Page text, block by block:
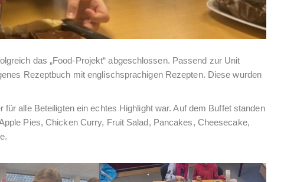
das „Food-Projekt“ abgeschlossen. Passend zur Unit
Rezeptbuch mit englischsprachigen Rezepten. Diese wurden
alle Beteiligten ein echtes Highlight war. Auf dem Buffet standen
Pies, Chicken Curry, Fruit Salad, Pancakes, Cheesecake,